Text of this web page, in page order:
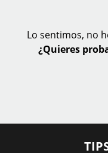
Lo sentimos, no
¿Quieres